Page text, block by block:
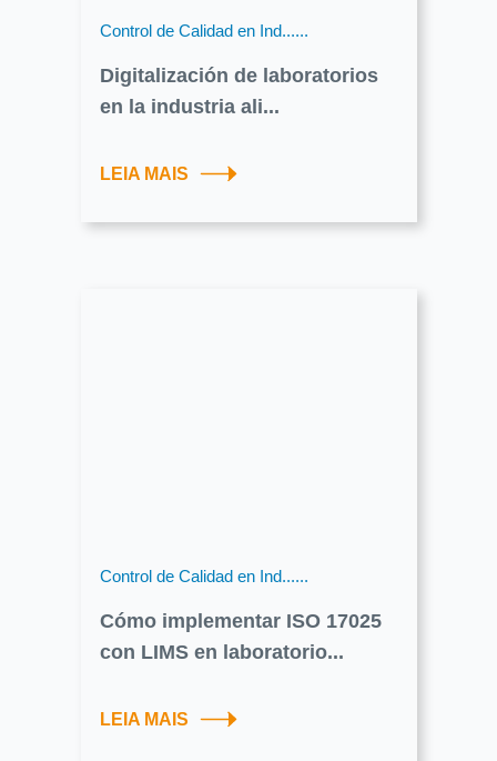
Control de Calidad en Ind......
Digitalización de laboratorios
en la industria ali...
LEIA MAIS
Control de Calidad en Ind......
Cómo implementar ISO 17025
con LIMS en laboratorio...
LEIA MAIS